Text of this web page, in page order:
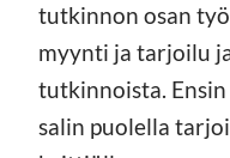
tutkinnon osan
myynti ja tarjoilu
tutkinnoista.
salin puolella